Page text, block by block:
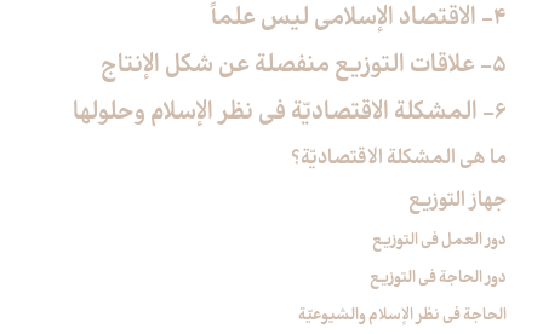
4- الاقتصاد الإسلامي ليس علماً
5- علاقات التوزيع منفصلة عن شكل الإنتاج‏
6- المشكلة الاقتصاديّة في نظر الإسلام وحلولها
ما هي المشكلة الاقتصاديّة؟
جهاز التوزيع‏
دور العمل في التوزيع
دور الحاجة في التوزيع
الحاجة في نظر الإسلام والشيوعيّة